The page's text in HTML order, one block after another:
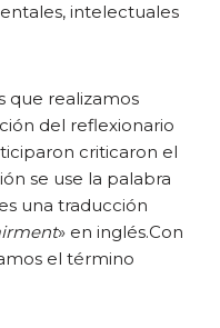
intelectuales
que realizamos
del reflexionario
criticaron el
se use la palabra
una traducción
» en inglés.Con
el término